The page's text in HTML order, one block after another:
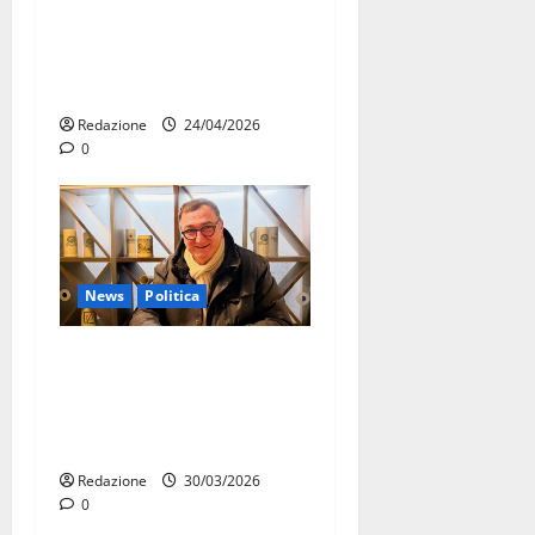
Redazione
24/04/2026
0
News Politica
Redazione
30/03/2026
0